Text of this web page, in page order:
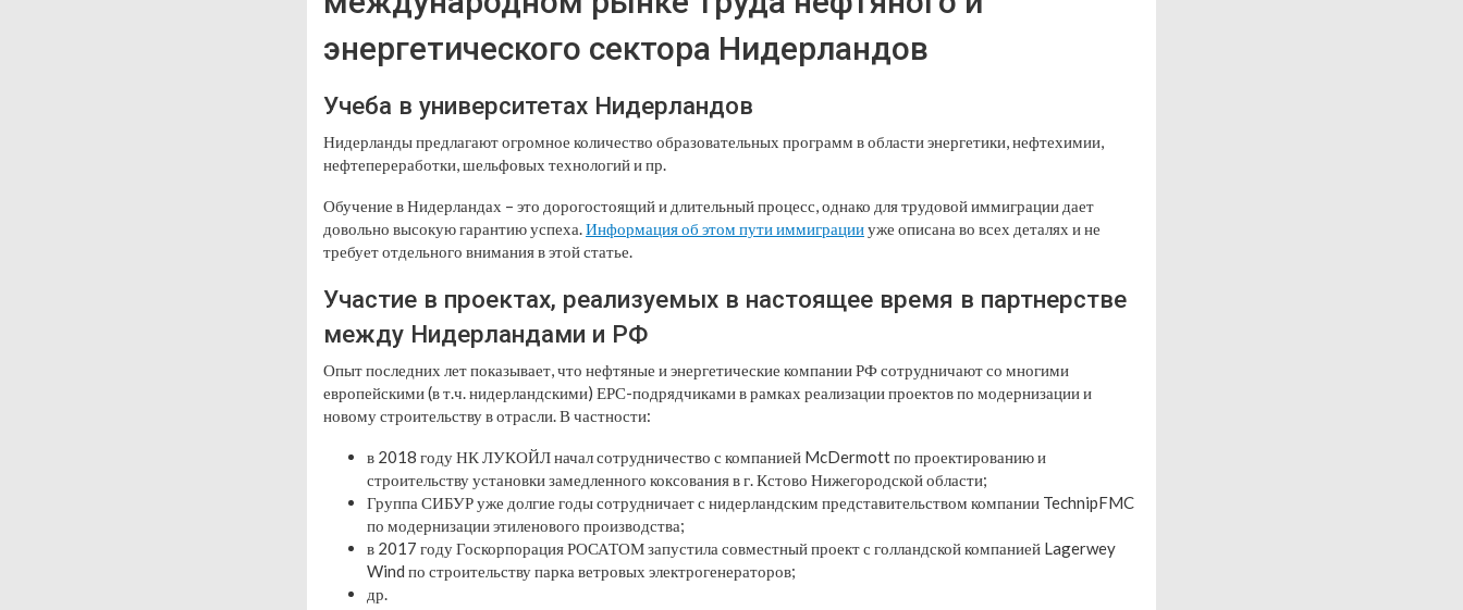
энергетического сектора Нидерландов
Учеба в университетах Нидерландов
Нидерланды предлагают огромное количество образовательных программ в области энергетики, нефтехимии,
нефтепереработки, шельфовых технологий и пр.
Обучение в Нидерландах – это дорогостоящий и длительный процесс, однако для трудовой иммиграции дает
довольно высокую гарантию успеха.Информация об этом пути иммиграцииуже описана во всех деталях и не
требует отдельного внимания в этой статье.
Участие в проектах, реализуемых в настоящее время в партнерстве
между Нидерландами и РФ
Опыт последних лет показывает, что нефтяные и энергетические компании РФ сотрудничают со многими
европейскими (в т.ч. нидерландскими) ЕРС-подрядчиками в рамках реализации проектов по модернизации и
новому строительству в отрасли. В частности:
в 2018 году НК ЛУКОЙЛ начал сотрудничество с компанией McDermott по проектированию и
строительству установки замедленного коксования в г. Кстово Нижегородской области;
Группа СИБУР уже долгие годы сотрудничает с нидерландским представительством компании TechnipFMC
по модернизации этиленового производства;
в 2017 году Госкорпорация РОСАТОМ запустила совместный проект с голландской компанией Lagerwey
Wind по строительству парка ветровых электрогенераторов;
др.